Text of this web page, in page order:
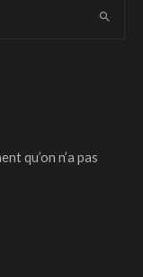
qu’on n’a pas